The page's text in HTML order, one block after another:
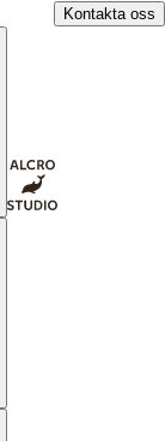
Kontakta oss